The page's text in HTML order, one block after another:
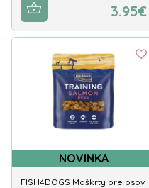
3.95€
NOVINKA
FISH4DOGS Maškrty pre psov